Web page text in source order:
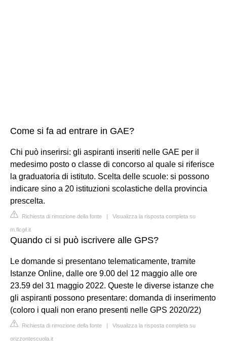
Come si fa ad entrare in GAE?
Chi può inserirsi: gli aspiranti inseriti nelle GAE per il
medesimo posto o classe di concorso al quale si riferisce
la graduatoria di istituto. Scelta delle scuole: si possono
indicare sino a 20 istituzioni scolastiche della provincia
prescelta.
Richiesta di rimozione della fonte | Visualizza la risposta completa su
m.flcgil.it
Quando ci si può iscrivere alle GPS?
Le domande si presentano telematicamente, tramite
Istanze Online, dalle ore 9.00 del 12 maggio alle ore
23.59 del 31 maggio 2022. Queste le diverse istanze che
gli aspiranti possono presentare: domanda di inserimento
(coloro i quali non erano presenti nelle GPS 2020/22)
Richiesta di rimozione della fonte | Visualizza la risposta completa su
orizzontescuola.it